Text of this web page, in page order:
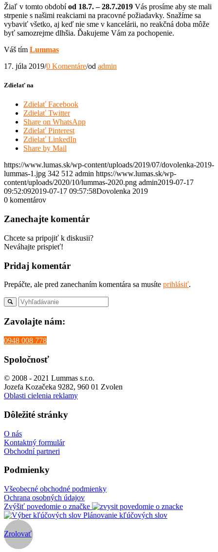
Žiaľ v tomto obdobíod 18.7. – 28.7.2019 Vás prosíme aby ste mali
strpenie s našimi reakciami na pracovné požiadavky. Snažíme sa
vybaviť všetko, aj keď nie sme v kancelárii, no reakčná doba môže
byť samozrejme dlhšia. Ďakujeme Vám za pochopenie.
Váš tím Lummas
17. júla 2019/0 Komentáre/od admin
Zdielať na
Zdielať Facebook
Zdielať Twitter
Share on WhatsApp
Zdielať Pinterest
Zdielať LinkedIn
Share by Mail
https://www.lumas.sk/wp-content/uploads/2019/07/dovolenka-2019-
lummas-1.jpg 342 512 admin https://www.lumas.sk/wp-
content/uploads/2020/10/lummas-2020.png admin2019-07-17
09:52:092019-07-17 09:57:58Dovolenka 2019
0 komentárov
Zanechajte komentár
Chcete sa pripojiť k diskusii?
Neváhajte prispieť!
Pridaj komentár
Prepáčte, ale pred zanechaním komentára sa musíte prihlásiť.
Zavolajte nám:
0948 008 778
Spoločnosť
© 2008 - 2021 Lummas s.r.o.
Jozefa Kozačeka 9282, 960 01 Zvolen
Oblasti cielenia reklamy
Dôležité stránky
O nás
Kontaktný formulár
Obchodní partneri
Podmienky
Všeobecné obchodné podmienky
Ochrana osobných údajov
Zvýšiť povedomie o značke
Plánovanie kľúčových slov
Zrolovať